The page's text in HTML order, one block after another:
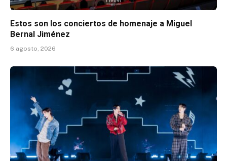
Estos son los conciertos de homenaje a Miguel
Bernal Jiménez
6 agosto, 2026